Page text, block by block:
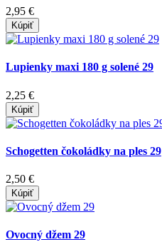
2,95 €
Kúpiť
Lupienky maxi 180 g solené 29
2,25 €
Kúpiť
Schogetten čokoládky na ples 29
2,50 €
Kúpiť
Ovocný džem 29